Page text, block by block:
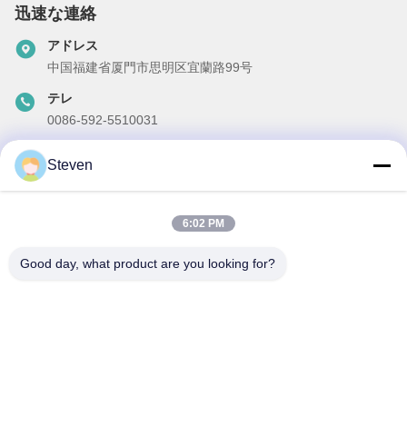
迅速な連絡
アドレス
中国福建省厦門市思明区宜蘭路99号
テレ
0086-592-5510031
steven@winley-electric.com
私たちのニュースレター
Steven
6:02 PM
Good day, what product are you looking for?